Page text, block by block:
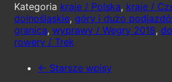
Kategoria kraje / Polska, kraje /
dolnośląskie, góry i dużo
granicą, wyprawy / Węgry 2018,
rowery / Trek
← Starsze wpisy